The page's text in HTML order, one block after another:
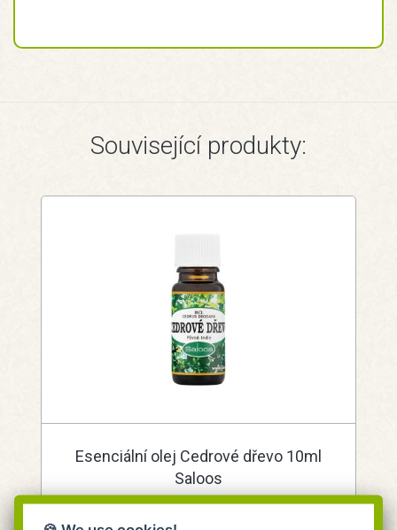
Související produkty:
Esenciální olej Cedrové dřevo 10ml
Saloos
Saloos
Vhodný při nachlazení a rýmě.